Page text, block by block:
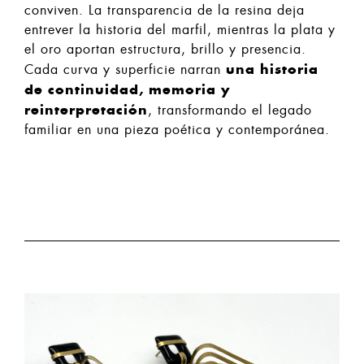
conviven. La transparencia de la resina deja
entrever la historia del marfil, mientras la plata y
el oro aportan estructura, brillo y presencia.
Cada curva y superficie narran una historia
de continuidad, memoria y
reinterpretación, transformando el legado
familiar en una pieza poética y contemporánea.